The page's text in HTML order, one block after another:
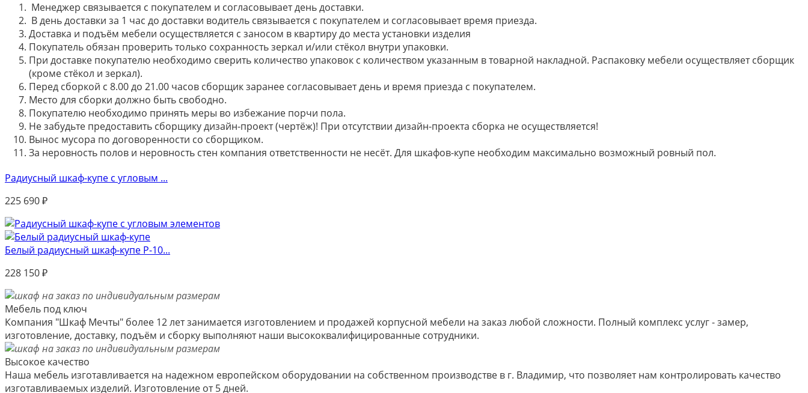
Менеджер связывается с покупателем и согласовывает день доставки.
В день доставки за 1 час до доставки водитель связывается с покупателем и согласовывает время приезда.
Доставка и подъём мебели осуществляется с заносом в квартиру до места установки изделия
Покупатель обязан проверить только сохранность зеркал и/или стёкол внутри упаковки.
При доставке покупателю необходимо сверить количество упаковок с количеством указанным в товарной накладной. Распаковку мебели осуществляет сборщик
(кроме стёкол и зеркал).
Перед сборкой с 8.00 до 21.00 часов сборщик заранее согласовывает день и время приезда с покупателем.
Место для сборки должно быть свободно.
Покупателю необходимо принять меры во избежание порчи пола.
Не забудьте предоставить сборщику дизайн-проект (чертёж)! При отсутствии дизайн-проекта сборка не осуществляется!
Вынос мусора по договоренности со сборщиком.
За неровность полов и неровность стен компания ответственности не несёт. Для шкафов-купе необходим максимально возможный ровный пол.
Радиусный шкаф-купе с угловым ...
225 690₽
Белый радиусный шкаф-купе Р-10...
228 150₽
Мебель под ключ
Компания "Шкаф Мечты" более 12 лет занимается изготовлением и продажей корпусной мебели на заказ любой сложности. Полный комплекс услуг - замер,
изготовление, доставку, подъём и сборку выполняют наши высококвалифицированные сотрудники.
Высокое качество
Наша мебель изготавливается на надежном европейском оборудовании на собственном производстве в г. Владимир, что позволяет нам контролировать качество
изготавливаемых изделий. Изготовление от 5 дней.